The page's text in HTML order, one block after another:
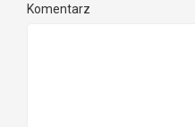
Komentarz